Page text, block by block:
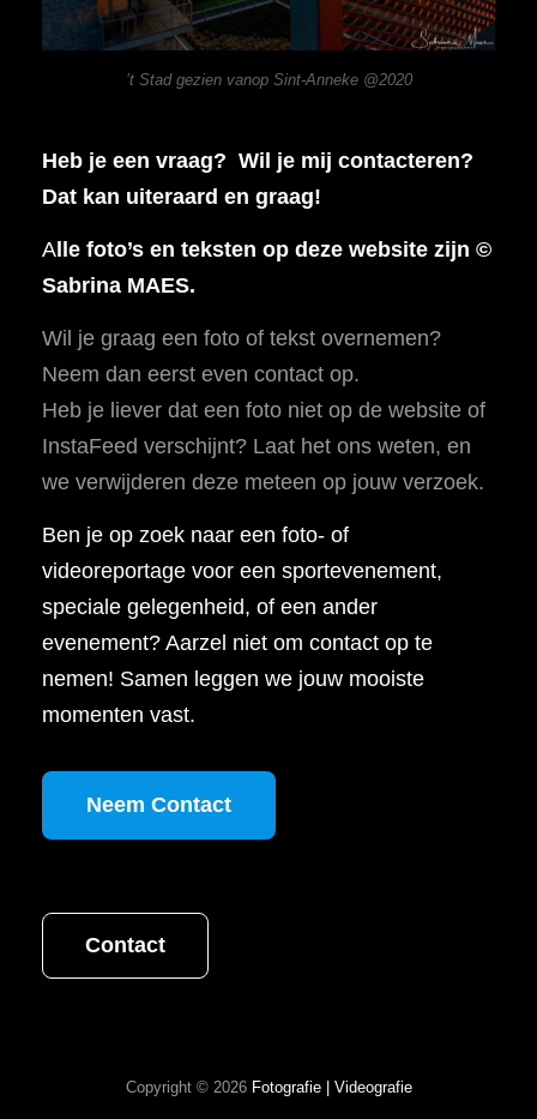
’t Stad gezien vanop Sint-Anneke @2020
Heb je een vraag? Wil je mij contacteren?
Dat kan uiteraard en graag!
A lle foto’s en teksten op deze website zijn ©
Sabrina MAES.
Wil je graag een foto of tekst overnemen?
Neem dan eerst even contact op.
Heb je liever dat een foto niet op de website of
InstaFeed verschijnt? Laat het ons weten, en
we verwijderen deze meteen op jouw verzoek.
Ben je op zoek naar een foto- of
videoreportage voor een sportevenement,
speciale gelegenheid, of een ander
evenement? Aarzel niet om contact op te
nemen! Samen leggen we jouw mooiste
momenten vast.
Neem Contact
Contact
Copyright © 2026 Fotografie | Videografie